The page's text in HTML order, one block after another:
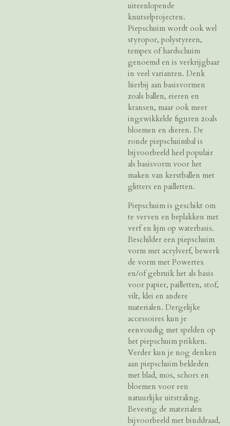
uiteenlopende
knutselprojecten.
Piepschuim wordt ook wel
styropor, polystyreen,
tempex of hardschuim
genoemd en is verkrijgbaar
in veel varianten. Denk
hierbij aan basisvormen
zoals ballen, eieren en
kransen, maar ook meer
ingewikkelde figuren zoals
bloemen en dieren. De
ronde piepschuimbal is
bijvoorbeeld heel populair
als basisvorm voor het
maken van kerstballen met
glitters en pailletten.
Piepschuim is geschikt om
te verven en beplakken met
verf en lijm op waterbasis.
Beschilder een piepschuim
vorm met acrylverf, bewerk
de vorm met Powertex
en/of gebruik het als basis
voor papier, pailletten, stof,
vilt, klei en andere
materialen. Dergelijke
accessoires kun je
eenvoudig met spelden op
het piepschuim prikken.
Verder kun je nog denken
aan piepschuim bekleden
met blad, mos, schors en
bloemen voor een
natuurlijke uitstraling.
Bevestig de materialen
bijvoorbeeld met binddraad,